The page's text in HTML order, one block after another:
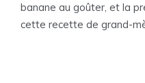
banane au goûter, et la
cette recette de grand-